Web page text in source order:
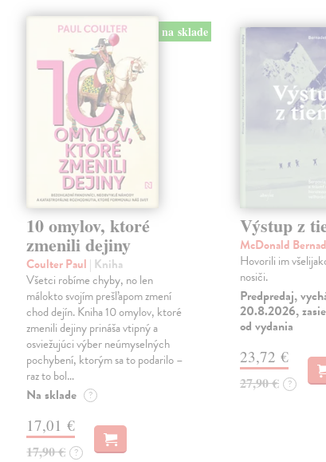
na sklade
10 omylov, ktoré
zmenili dejiny
Coulter Paul | Kniha
Všetci robíme chyby, no len
málokto svojím prešľapom zmení
chod dejín. Kniha 10 omylov, ktoré
zmenili dejiny prináša vtipný a
osviežujúci výber neúmyselných
pochybení, ktorým sa to podarilo –
raz to bol…
Na sklade ?
17,01 €
17,90 € ?
Výstup z
McDonald
Hovorili im
nosiči.
Predpredaj,
20.8.2026,
od vydania
23,72 €
27,90 € ?